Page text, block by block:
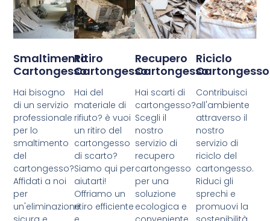
Smaltimento
Cartongesso
Hai bisogno
di un servizio
professionale
per lo
smaltimento
del
cartongesso?
Affidati a noi
per
un'eliminazione
Ritiro
Cartongesso
Hai del
materiale di
rifiuto? è vuoi
un ritiro del
cartongesso
di scarto?
Siamo qui per
aiutarti!
Offriamo un
ritiro efficiente
Recupero
Cartongesso
Hai scarti di
cartongesso?
Scegli il
nostro
servizio di
recupero
cartongesso
per una
soluzione
ecologica e
Riciclo
Cartongesso
Contribuisci
all'ambiente
attraverso il
nostro
servizio di
riciclo del
cartongesso.
Riduci gli
sprechi e
promuovi la